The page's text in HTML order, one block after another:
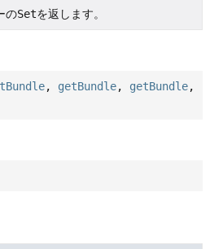
のSetを返します。
, getBundle, getBundle,